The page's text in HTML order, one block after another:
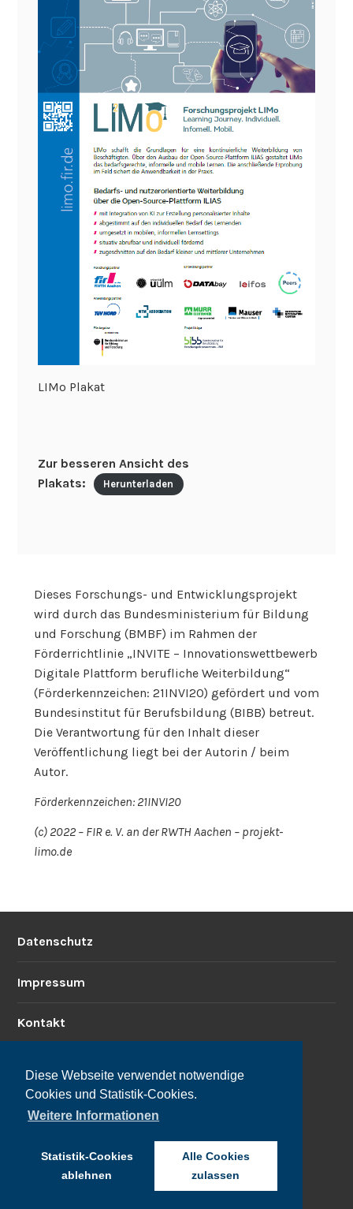
Diese Webseite verwendet notwendige
Cookies und Statistik-Cookies.
Weitere Informationen
Statistik-Cookies
ablehnen
Alle Cookies
zulassen
LIMo Plakat
Zur besseren Ansicht des
Plakats:
Herunterladen
Dieses Forschungs- und Entwicklungsprojekt
wird durch das Bundesministerium für Bildung
und Forschung (BMBF) im Rahmen der
Förderrichtlinie „INVITE – Innovationswettbewerb
Digitale Plattform berufliche Weiterbildung“
(Förderkennzeichen: 21INVI20) gefördert und vom
Bundesinstitut für Berufsbildung (BIBB) betreut.
Die Verantwortung für den Inhalt dieser
Veröffentlichung liegt bei der Autorin / beim
Autor.
Förderkennzeichen: 21INVI20
(c) 2022 – FIR e. V. an der RWTH Aachen – projekt-
limo.de
Datenschutz
Impressum
Kontakt